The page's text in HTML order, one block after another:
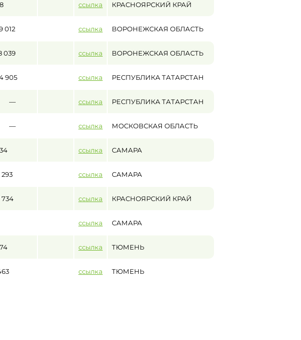
ссылка КРАСНОЯРСКИЙ КРАЙ
012 ссылка ВОРОНЕЖСКАЯ ОБЛАСТЬ
039 ссылка ВОРОНЕЖСКАЯ ОБЛАСТЬ
905 ссылка РЕСПУБЛИКА ТАТАРСТАН
— ссылка РЕСПУБЛИКА ТАТАРСТАН
— ссылка МОСКОВСКАЯ ОБЛАСТЬ
ссылка САМАРА
ссылка САМАРА
734 ссылка КРАСНОЯРСКИЙ КРАЙ
ссылка САМАРА
ссылка ТЮМЕНЬ
ссылка ТЮМЕНЬ